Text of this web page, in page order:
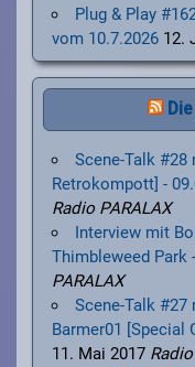
Plug & Play
vom 10.7.2026 12.
Scene-Talk #28
Retrokompott] -
Radio PARALAX
Interview mit
Thimbleweed Park
PARALAX
Scene-Talk #27
Barmer01 [Special
11. Mai 2017